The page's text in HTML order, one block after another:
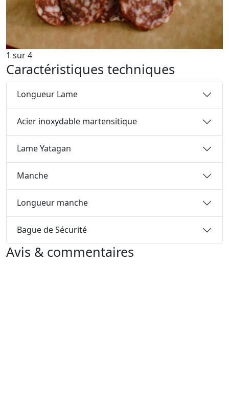
1 sur4
Caractéristiques techniques
Longueur Lame
Acier inoxydable martensitique
Lame Yatagan
Manche
Longueur manche
Bague de Sécurité
Avis & commentaires